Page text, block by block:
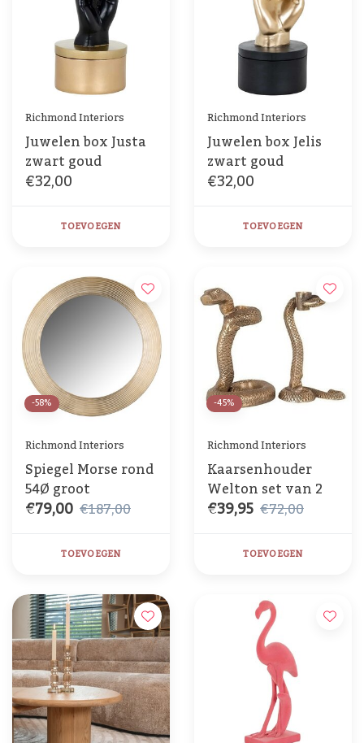
Richmond Interiors
Juwelen box Justa
zwart goud
€32,00
TOEVOEGEN
Richmond Interiors
Juwelen box Jelis
zwart goud
€32,00
TOEVOEGEN
-58%
Richmond Interiors
Spiegel Morse rond
54Ø groot
€79,00 €187,00
TOEVOEGEN
-45%
Richmond Interiors
Kaarsenhouder
Welton set van 2
€39,95 €72,00
TOEVOEGEN